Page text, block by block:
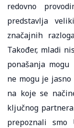
redovno
predstavlja
značajnih
Također, mladi
ponašanja
ne mogu je
na koje se
ključnog
prepoznali